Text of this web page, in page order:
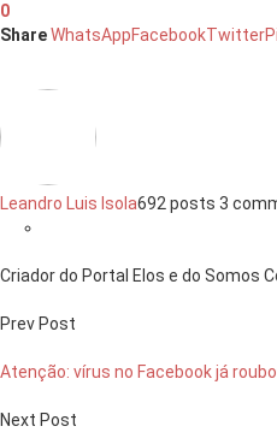
0
ShareWhatsAppFacebookTwitter
Leandro Luis Isola692 posts 3
Criador do Portal Elos e do Somos
Prev Post
Atenção: vírus no Facebook já
Next Post